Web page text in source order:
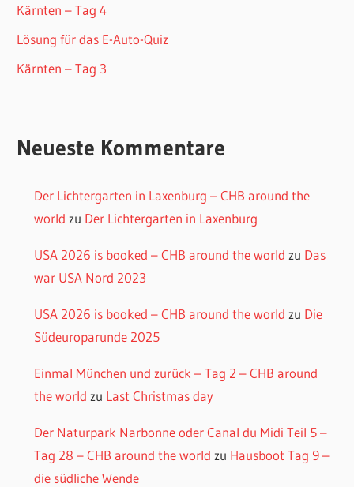
Kärnten – Tag 4
Lösung für das E-Auto-Quiz
Kärnten – Tag 3
Neueste Kommentare
Der Lichtergarten in Laxenburg – CHB around the
world zu Der Lichtergarten in Laxenburg
USA 2026 is booked – CHB around the world zu Das
war USA Nord 2023
USA 2026 is booked – CHB around the world zu Die
Südeuroparunde 2025
Einmal München und zurück – Tag 2 – CHB around
the world zu Last Christmas day
Der Naturpark Narbonne oder Canal du Midi Teil 5 –
Tag 28 – CHB around the world zu Hausboot Tag 9 –
die südliche Wende